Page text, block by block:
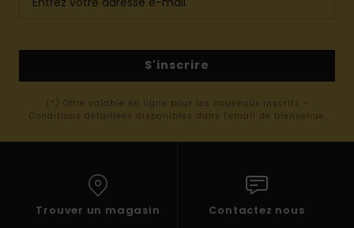
S'inscrire
(*) Offre valable en ligne pour les nouveaux inscrits -
Conditions détaillées disponibles dans l'email de bienvenue
Trouver un magasin Contactez nous